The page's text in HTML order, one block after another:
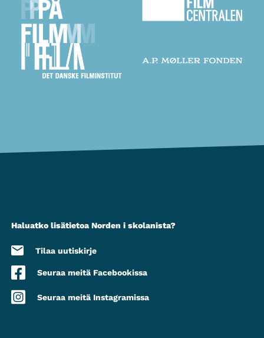
Haluatko lisätietoa Norden i skolanista?
Tilaa uutiskirje
Seuraa meitä Facebookissa
Seuraa meitä Instagramissa